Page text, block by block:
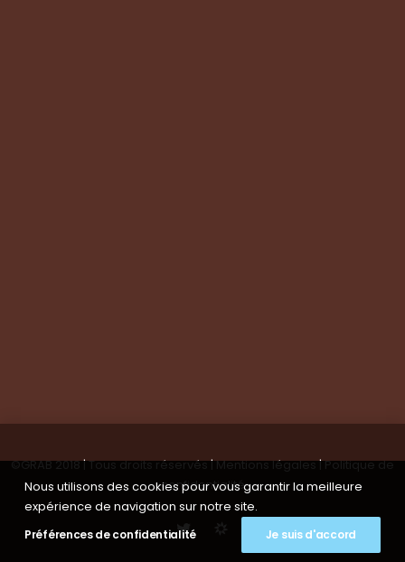
©GRAB 2018 | Tous droits réservés |Mentions légales|Politique de
confidentialité
Nous utilisons des cookies pour vous garantir la meilleure
expérience de navigation sur notre site.
Préférences de confidentialité Je suis d'accord